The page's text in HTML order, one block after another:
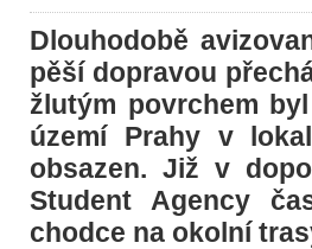
Dlouhodobě
pěší dopravou
žlutým povrchem
území Prahy v
obsazen. Již v
Student Agency
chodce na okolní